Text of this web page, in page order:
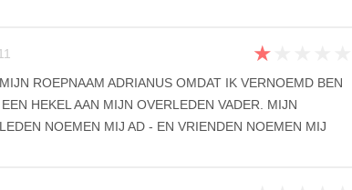
★
ROEPNAAM ADRIANUS OMDAT IK VERNOEMD BEN
HEKEL AAN MIJN OVERLEDEN VADER. MIJN
NOEMEN MIJ AD - EN VRIENDEN NOEMEN MIJ